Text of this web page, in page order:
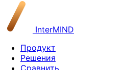
InterMIND
Продукт
Решения
Сравнить